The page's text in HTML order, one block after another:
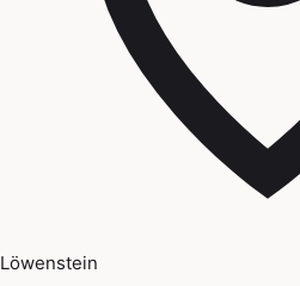
Löwenstein